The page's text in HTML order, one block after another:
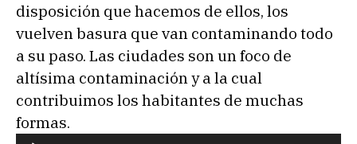
disposición que hacemos de ellos, los
vuelven basura que van contaminando todo
a su paso. Las ciudades son un foco de
altísima contaminación y a la cual
contribuimos los habitantes de muchas
formas.